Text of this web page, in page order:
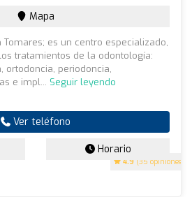
4.9 (35 opiniones)
Mapa
Tomares; es un centro especializado,
tratamientos de la odontología:
ortodoncia, periodoncia,
e impl... Seguir leyendo
Ver teléfono
Horario